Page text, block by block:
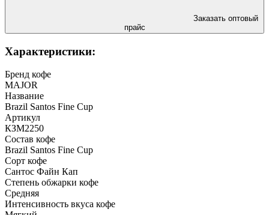
Заказать оптовый
прайс
Характеристики:
Бренд кофе
MAJOR
Название
Brazil Santos Fine Cup
Артикул
КЗM2250
Состав кофе
Brazil Santos Fine Cup
Сорт кофе
Сантос Файн Кап
Степень обжарки кофе
Средняя
Интенсивность вкуса кофе